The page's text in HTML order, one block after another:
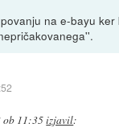
na e-bayu ker
ob 11:35izjavil: